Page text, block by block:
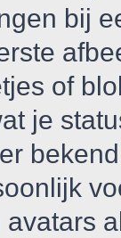
bij
of
je